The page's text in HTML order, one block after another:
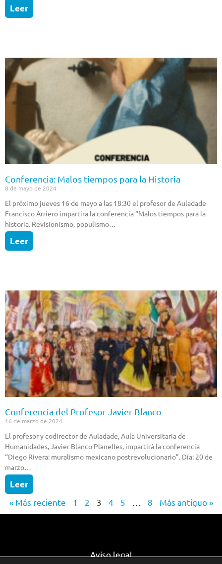
Leer
Conferencia: Malos tiempos para la Historia
8 de mayo de 2024
El próximo jueves 16 de mayo a las 18:30 el profesor de Auladade
Francisco Arriero impartira la conferencia “Malos tiempos para la
historia. Revisionismo, populismo…
Leer
Conferencia del Profesor Javier Blanco
16 de marzo de 2024
El profesor y codirector de Auladade, Aula Universitaria de
Humanidades, Javier Blanco Planelles, impartirá la conferencia
“Diego Rivera: muralismo mexicano postrevolucionario”. Día: 20 de
marzo…
Leer
« Más reciente
1 2 3 4 5 … 8 Más antiguo »
Aviso legal